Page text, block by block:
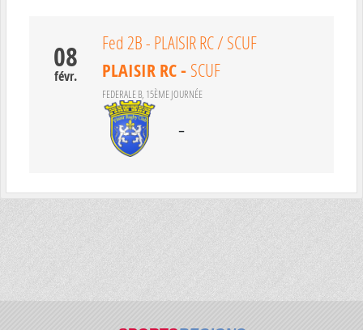
08
févr.
Fed 2B - PLAISIR RC / SCUF
PLAISIR RC- SCUF
FEDERALE B, 15ÈME JOURNÉE
-